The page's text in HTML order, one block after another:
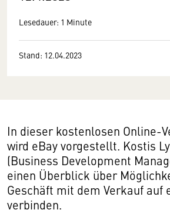
Lesedauer: 1 Minute
Stand: 12.04.2023
In dieser kostenlosen Online-
wird eBay vorgestellt. Kostis
(Business Development
einen Überblick über
Geschäft mit dem Verkauf auf
verbinden.